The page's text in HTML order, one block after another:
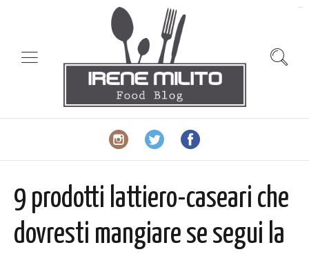
9 prodotti lattiero-caseari che
dovresti mangiare se segui la